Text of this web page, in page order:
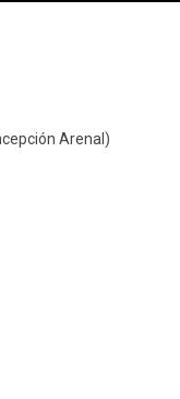
Arenal)